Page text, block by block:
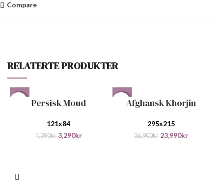
Compare
RELATERTE PRODUKTER
Persisk Moud
121x84
4,390kr 3,290kr
-35%Afghansk Khorjin
295x215
36,900kr 23,990kr